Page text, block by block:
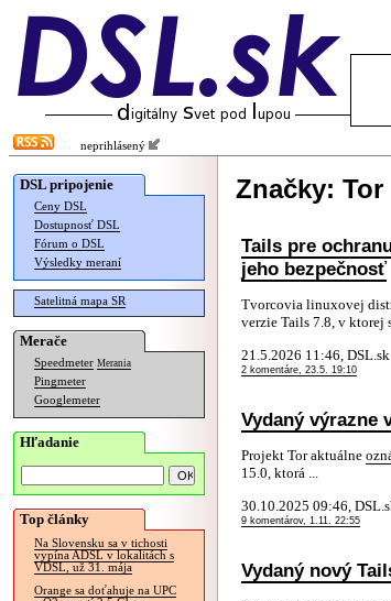
neprihlásený
DSL pripojenie
Ceny DSL
Dostupnosť DSL
Fórum o DSL
Výsledky meraní
Satelitná mapa SR
Merače
Speedmeter Merania
Pingmeter
Googlemeter
Hľadanie
Top články
Na Slovensku sa v tichosti
vypína ADSL v lokalitách s
VDSL, už 31. mája
Orange sa doťahuje na UPC
Značky: Tor
Tails pre
jeho bezpečnosť
Tvorcovia linuxovej
verzie Tails 7.8, v ktorej
21.5.2026 11:46, DSL.sk
2 komentáre, 23.5. 19:10
Vydaný výrazne
Projekt Tor aktuálne
15.0, ktorá ...
30.10.2025 09:46,
9 komentárov, 1.11. 22:55
Vydaný nový